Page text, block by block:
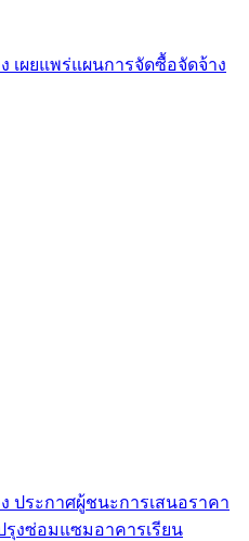
เผยแพร่แผนการจัดซื้อจัดจ้าง
ประกาศผู้ชนะการเสนอราคา
รุงซ่อมแซมอาคารเรียน